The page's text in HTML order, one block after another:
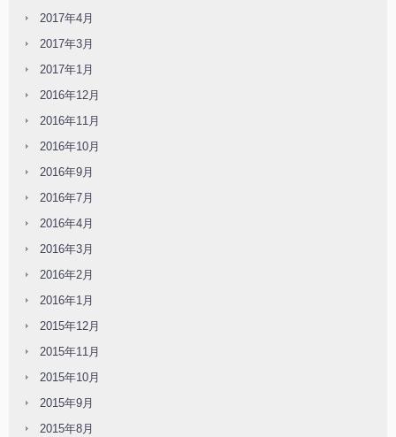
2017年4月
2017年3月
2017年1月
2016年12月
2016年11月
2016年10月
2016年9月
2016年7月
2016年4月
2016年3月
2016年2月
2016年1月
2015年12月
2015年11月
2015年10月
2015年9月
2015年8月